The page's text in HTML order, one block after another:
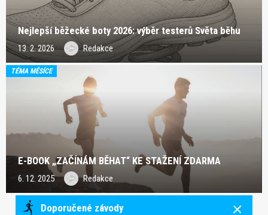
Nejlepší běžecké boty 2026: výběr testerů Světa běhu
13. 2. 2026 Redakce
TÉMA MĚSÍCE
E-BOOK „ZAČÍNÁM BĚHAT“ KE STAŽENÍ ZDARMA
6. 12. 2025 Redakce
Doporučené závody